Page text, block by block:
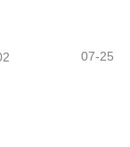
07-25